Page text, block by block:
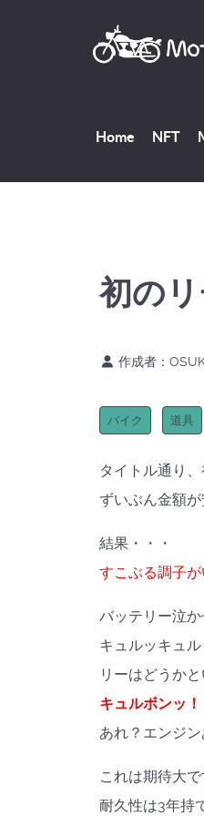
Home NFT
初の
作成者：
バイク 道具
タイトル通り
ずいぶん金額
結果・・・
すこぶる調子が
バッテリー泣
キュルッキュ
リーはどうかと
キュルボンッ！
あれ？エンジ
これは期待大で
耐久性は3年持